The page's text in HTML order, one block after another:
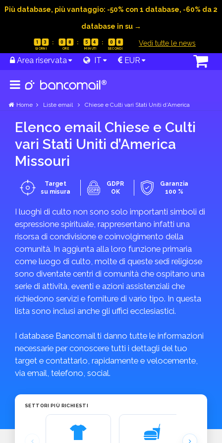
Più database, più vantaggio: -50% con 1 database, -60% da 2
database in su →
1 3 0 8 5 4 0 8 Vedi tutte le news
Area riservata IT EUR
Home Liste email Chiese e Culti vari Stati Uniti d’America
Elenco email Chiese e Culti
vari Stati Uniti d’America
Missouri
Target
su misura
GDPR
OK
Garanzia
100 %
I luoghi di culto non sono solo importanti simboli di
espressione spirituale, rappresentano infatti una
risorsa di condivisione e coinvolgimento della
comunità. In aggiunta alla loro funzione primaria
come luogo di culto, molte di queste sedi religiose
sono diventate centri di comunità che ospitano una
serie di attività, eventi e azioni assistenziali che
richiedono servizi e forniture di vario tipo. In questa
lista sono inclusi anche gli uffici ecclesiastici.
I database Bancomail ti danno tutte le informazioni
necessarie per conoscere tutti i dettagli del tuo
target e contattarlo, rapidamente e velocemente,
via email, telefono, social.
SETTORI PIÙ RICHIESTI